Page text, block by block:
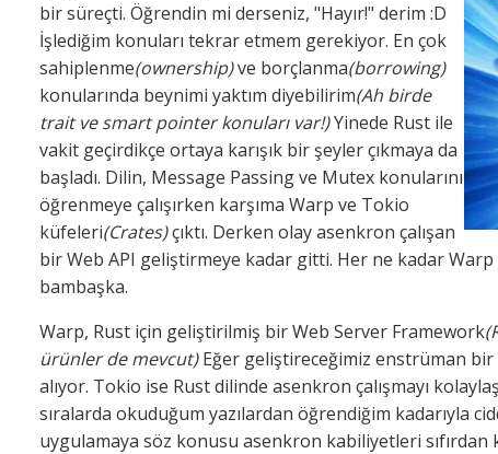
bir süreçti. Öğrendin mi derseniz, "Hayır!" derim :D
İşlediğim konuları tekrar etmem gerekiyor. En çok
sahiplenme(ownership)ve borçlanma(borrowing)
konularında beynimi yaktım diyebilirim(Ah birde
trait ve smart pointer konuları var!)Yinede Rust ile
vakit geçirdikçe ortaya karışık bir şeyler çıkmaya da
başladı. Dilin, Message Passing ve Mutex konularını
öğrenmeye çalışırken karşıma Warp ve Tokio
küfeleri(Crates)çıktı. Derken olay asenkron çalışan
bir Web API geliştirmeye kadar gitti. Her ne kadar Warp
bambaşka.
Warp, Rust için geliştirilmiş bir Web Server Framework
ürünler de mevcut)Eğer geliştireceğimiz enstrüman bir
alıyor. Tokio ise Rust dilinde asenkron çalışmayı
sıralarda okuduğum yazılardan öğrendiğim kadarıyla
uygulamaya söz konusu asenkron kabiliyetleri